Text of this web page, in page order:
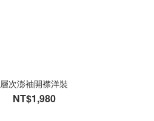
層次澎袖開襟洋裝
NT$1,980